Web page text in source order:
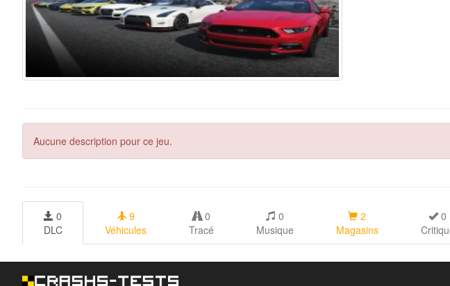
Aucune description pour ce jeu.
0
DLC
9
Véhicules
0
Tracé
0
Musique
2
Magasins
0